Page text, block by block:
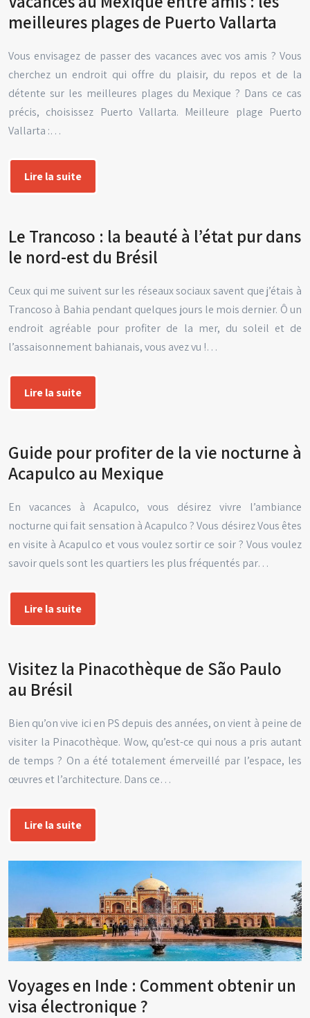
meilleures plages de Puerto Vallarta
Vous envisagez de passer des vacances avec vos amis ? Vous
cherchez un endroit qui offre du plaisir, du repos et de la
détente sur les meilleures plages du Mexique ? Dans ce cas
précis, choisissez Puerto Vallarta. Meilleure plage Puerto
Vallarta :…
Lire la suite
Le Trancoso : la beauté à l’état pur dans
le nord-est du Brésil
Ceux qui me suivent sur les réseaux sociaux savent que j’étais à
Trancoso à Bahia pendant quelques jours le mois dernier. Ô un
endroit agréable pour profiter de la mer, du soleil et de
l’assaisonnement bahianais, vous avez vu !…
Lire la suite
Guide pour profiter de la vie nocturne à
Acapulco au Mexique
En vacances à Acapulco, vous désirez vivre l’ambiance
nocturne qui fait sensation à Acapulco ? Vous désirez Vous êtes
en visite à Acapulco et vous voulez sortir ce soir ? Vous voulez
savoir quels sont les quartiers les plus fréquentés par…
Lire la suite
Visitez la Pinacothèque de São Paulo
au Brésil
Bien qu’on vive ici en PS depuis des années, on vient à peine de
visiter la Pinacothèque. Wow, qu’est-ce qui nous a pris autant
de temps ? On a été totalement émerveillé par l’espace, les
œuvres et l’architecture. Dans ce…
Lire la suite
Voyages en Inde : Comment obtenir un
visa électronique ?